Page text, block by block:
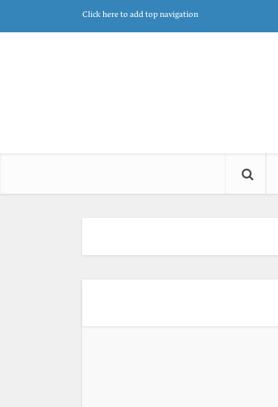
Click here to add top navigation